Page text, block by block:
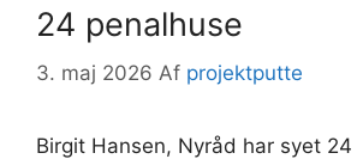
24 penalhuse
3. maj 2026 Af projektputte
Birgit Hansen, Nyråd har syet